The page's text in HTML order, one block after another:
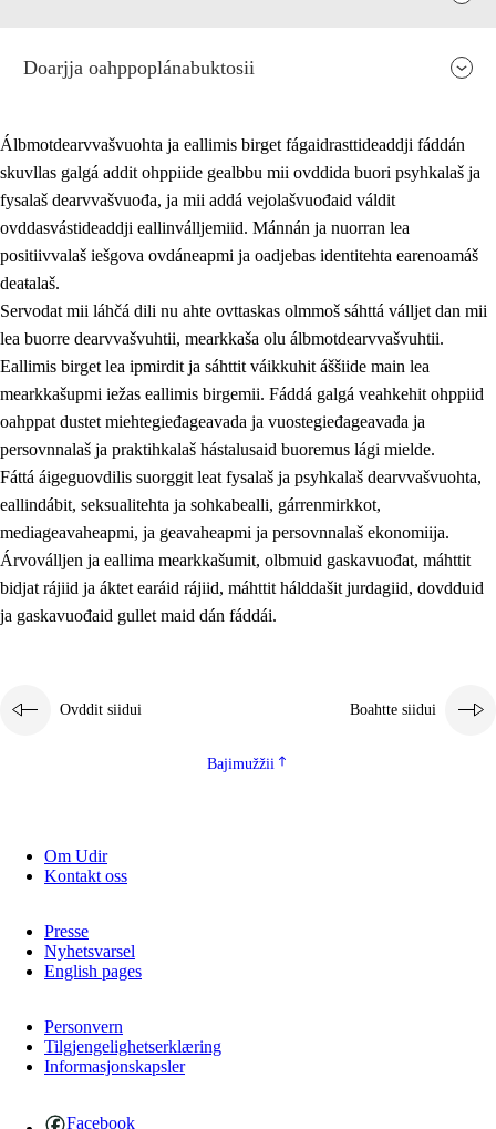
2. Oahppama prinsihpat, ovdáneapmi ja oahppahábmen
2.1 Sosiála oahppan ja ovdáneapmi
2.2 Gealbu fágain
2.3 Vuođđogálggat
2.4 Oahppat oahppat
Fágaidrasttideaddji fáttát
2.5 Fágaidrasttideaddji fáttát
Doarjja oahppoplánabuktosii
Álbmotdearvvašvuohta ja eallimis birget fágaidrasttideaddji fáddán
skuvllas galgá addit ohppiide gealbbu mii ovddida buori psyhkalaš ja
fysalaš dearvvašvuođa, ja mii addá vejolašvuođaid váldit
ovddasvástideaddji eallinválljemiid. Mánnán ja nuorran lea
positiivvalaš iešgova ovdáneapmi ja oadjebas identitehta earenoamáš
deaŧalaš.
Servodat mii láhčá dili nu ahte ovttaskas olmmoš sáhttá válljet dan mii
lea buorre dearvvašvuhtii, mearkkaša olu álbmotdearvvašvuhtii.
Eallimis birget lea ipmirdit ja sáhttit váikkuhit áššiide main lea
mearkkašupmi iežas eallimis birgemii. Fáddá galgá veahkehit ohppiid
oahppat dustet miehtegieđageavada ja vuostegieđageavada ja
persovnnalaš ja praktihkalaš hástalusaid buoremus lági mielde.
Fáttá áigeguovdilis suorggit leat fysalaš ja psyhkalaš dearvvašvuohta,
eallindábit, seksualitehta ja sohkabealli, gárrenmirkkot,
mediageavaheapmi, ja geavaheapmi ja persovnnalaš ekonomiija.
Árvoválljen ja eallima mearkkašumit, olbmuid gaskavuođat, máhttit
bidjat rájiid ja áktet earáid rájiid, máhttit hálddašit jurdagiid, dovdduid
ja gaskavuođaid gullet maid dán fáddái.
Ovddit siidui Boahtte siidui
Bajimužžii
Om Udir
Kontakt oss
Presse
Nyhetsvarsel
English pages
Personvern
Tilgjengelighetserklæring
Informasjonskapsler
Facebook